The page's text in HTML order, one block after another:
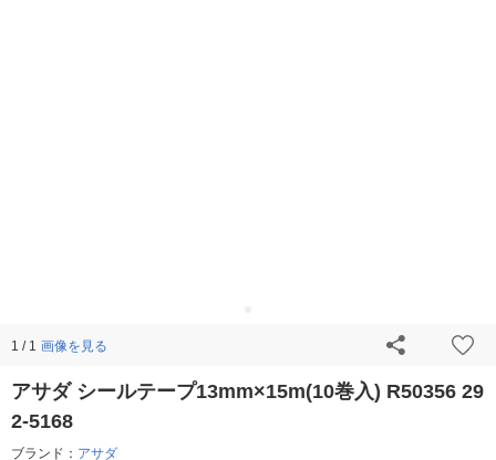
1 / 1 画像を見る
アサダ シールテープ13mm×15m(10巻入) R50356 29
2-5168
ブランド： アサダ